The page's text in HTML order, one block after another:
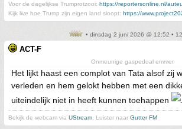
Voor de dagelijkse Trumprotzooi: https://reportersonline.nl/
Kijk live hoe Trump zijn eigen land sloopt: https://
• dinsdag 2 juni 2026 @ 12:52 •
ACT-F
Onmeunige gaspedoal emmer
Het lijkt haast een complot van Tata alsof zij
verleden en hem gelokt hebben met een
uiteindelijk niet in heeft kunnen toehappen
Bekijk de webcam via UStream . Luister naar Gutter FM